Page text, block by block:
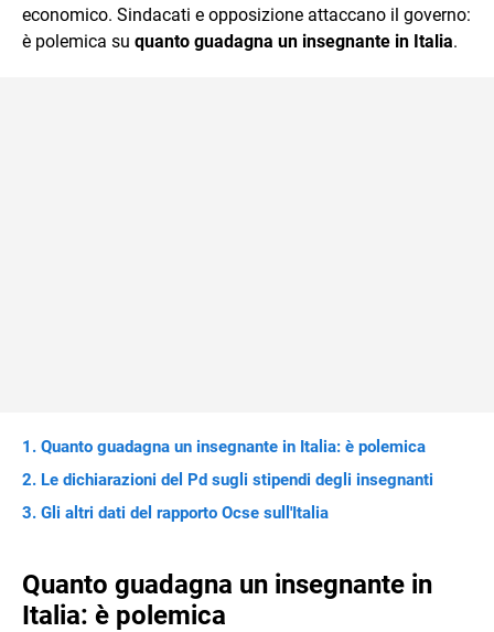
economico. Sindacati e opposizione attaccano il governo:
è polemica su quanto guadagna un insegnante in Italia.
Quanto guadagna un insegnante in Italia: è polemica
Le dichiarazioni del Pd sugli stipendi degli insegnanti
Gli altri dati del rapporto Ocse sull'Italia
Quanto guadagna un insegnante in
Italia: è polemica